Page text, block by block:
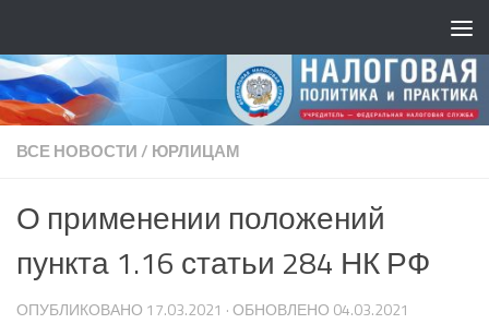
ВСЕ НОВОСТИ/ ЮРЛИЦАМ
О применении положений
пункта 1.16 статьи 284 НК РФ
ОПУБЛИКОВАНО 17.03.2021 · ОБНОВЛЕНО 04.03.2021